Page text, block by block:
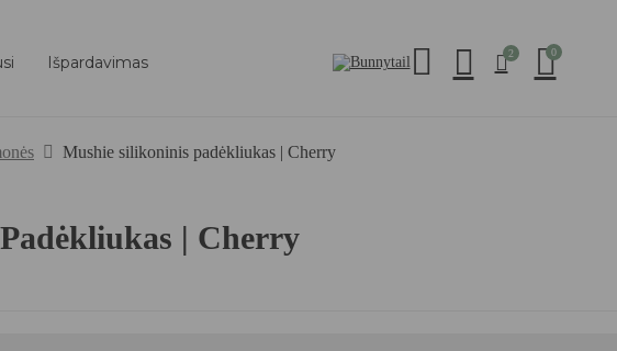
Išpardavimas 2 0
Mushie silikoninis padėkliukas | Cherry
| Cherry